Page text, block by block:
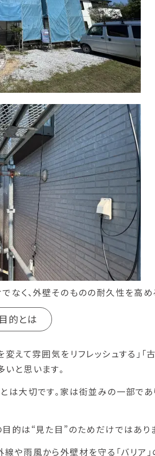
なく、外壁そのものの耐久性を高
的とは
変えて雰囲気をリフレッシュする」
と思います。
は大切です。家は街並みの一部で
的は“見た目”のためだけではあり
や雨風から外壁材を守る「バリア」